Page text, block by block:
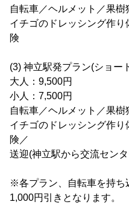
自転車／ヘルメット／果
イチゴのドレッシング作
険
(3) 神立駅発プラン(ショー
大人：9,500円
小人：7,500円
自転車／ヘルメット／果
イチゴのドレッシング作
険／
送迎(神立駅から交流セン
※各プラン、自転車を持ち
1,000円引きとなります。